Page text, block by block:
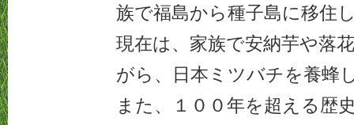
族で福島から種子島に移住
現在は、家族で安納芋や落
がら、日本ミツバチを養蜂
また、１００年を超える歴